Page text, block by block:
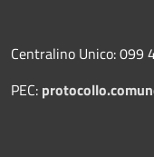
Centralino Unico: 099
PEC: